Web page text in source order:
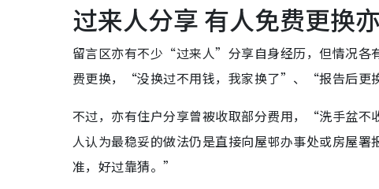
过来人分享 有人免费更换
留言区亦有不少“过来人”分享自身经历，但情况各
费更换，“没换过不用钱，我家换了”、“报告后更
不过，亦有住户分享曾被收取部分费用，“洗手盆
人认为最稳妥的做法仍是直接向屋邨办事处或房屋
准，好过靠猜。”